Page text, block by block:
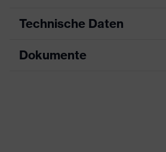
Technische Daten
Produktart
Dokumente